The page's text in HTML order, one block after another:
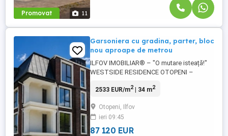
Promovat 11
Garsoniera cu gradina, parter, bloc
nou aproape de metrou
ILFOV IMOBILIAR® – "O mutare isteață!"
WESTSIDE RESIDENCE OTOPENI –
și 3 camere, balcoane generoase sau curți
boutique cu regim redus de înălțime
P+2+M, situat la câteva minute de
viitoarea stație de metrou I.C. Brătianu.
2533 EUR/m2| 34 m2
Otopeni, Ilfov
ieri 09:45
87 120 EUR